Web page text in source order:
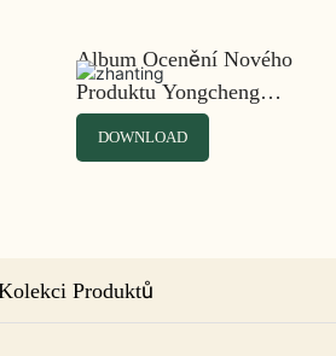
Album Ocenění Nového
Produktu Yongcheng
Furniture 2022
DOWNLOAD
Produktů